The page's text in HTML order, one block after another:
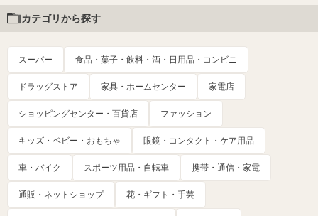
カテゴリから探す
スーパー 食品・菓子・飲料・酒・日用品・コンビニ
ドラッグストア 家具・ホームセンター 家電店
ショッピングセンター・百貨店 ファッション
キッズ・ベビー・おもちゃ 眼鏡・コンタクト・ケア用品
車・バイク スポーツ用品・自転車 携帯・通信・家電
通販・ネットショップ 花・ギフト・手芸